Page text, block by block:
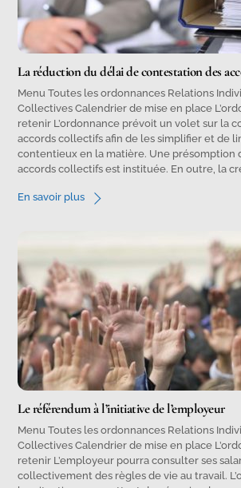
La réduction du délai de contestation des
Menu Toutes les ordonnances Relations
Collectives Calendrier de mise en place
retenir L’ordonnance prévoit un volet sur la
accords collectifs afin de les simplifier et de
contentieux en la matière. Une présomption
accords collectifs est instituée. En outre, la
En savoir plus
Le référendum à l’initiative de l’employeur
Menu Toutes les ordonnances Relations
Collectives Calendrier de mise en place
retenir L’employeur pourra consulter ses
collectivement des règles de vie au travail.